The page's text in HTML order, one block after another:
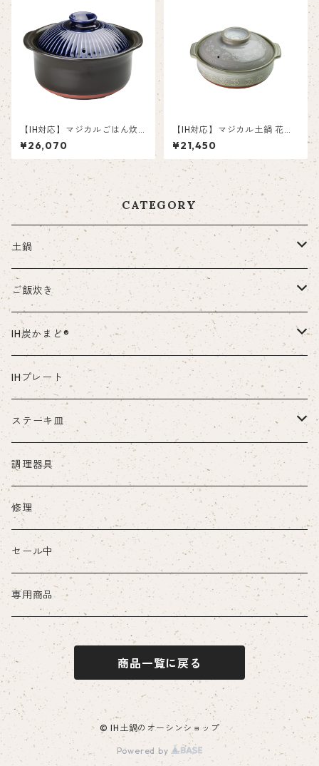
【IH対応】マジカルごはん炊
き 菊花（きっか）3合
¥26,070
【IH対応】マジカル土鍋 花三
島８号
¥21,450
CATEGORY
土鍋
部品・付属品など
ご飯炊き
本体
部品・付属品など
IH炭かまど®
本体
部品・付属品など
IHプレート
ステーキ皿
本体
部品・付属品など
調理器具
修理
セール中
専用商品
商品一覧に戻る
© IH土鍋のオーシンショップ
Powered by